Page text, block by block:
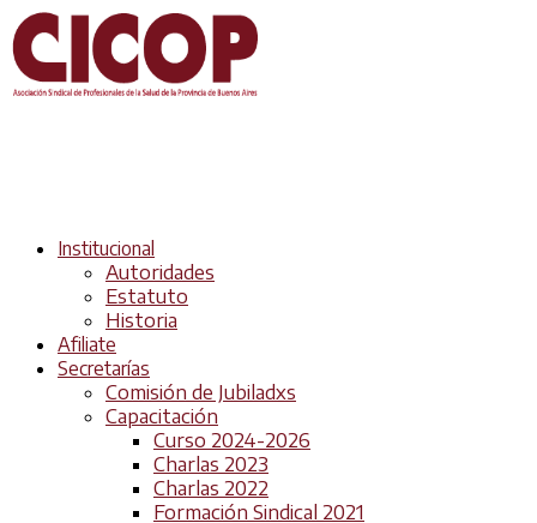
Institucional
Autoridades
Estatuto
Historia
Afiliate
Secretarías
Comisión de Jubiladxs
Capacitación
Curso 2024-2026
Charlas 2023
Charlas 2022
Formación Sindical 2021